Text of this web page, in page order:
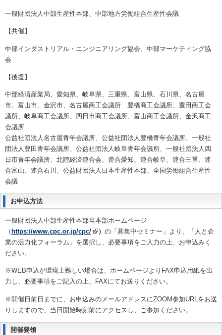
一般財団法人中部生産性本部、中部地方労働組合生産性会議
【共催】
中部インダストリアル・エンジニアリング協会、中部マーケティング協
会
【後援】
中部経済産業局、愛知県、岐阜県、三重県、富山県、石川県、名古屋
市、富山市、金沢市、名古屋商工会議所 豊橋商工会議所、豊田商工会
議所、岐阜商工会議所、四日市商工会議所、富山商工会議所、金沢商工
会議所
公益社団法人名古屋青年会議所、公益社団法人豊橋青年会議所、一般社
団法人豊田青年会議所、公益社団法人岐阜青年会議所、一般社団法人四
日市青年会議所、北陸経済連合会、連合愛知、連合岐阜、連合三重、連
合富山、連合石川、公益財団法人日本生産性本部、全国労働組合生産性
会議
お申込方法
一般財団法人中部生産性本部当本部ホームページ
（ https://www.cpc.or.jp/cpc/ ） の「募集中セミナー」より、「人と企
業の活力化フォーラム」を選択し、必要事項をご入力の上、お申込みく
ださい。
※WEB申込が環境上難しい場合は、ホームページより FAX申込用紙を出
力し、必要事項をご記入の上、
FAXにてお送りください。
※開催日前日までに、お申込みのメールアドレスにZOOM参加URL をお送
りしますので、当日開始時刻前にアクセスし、ご参加ください。
開催要領